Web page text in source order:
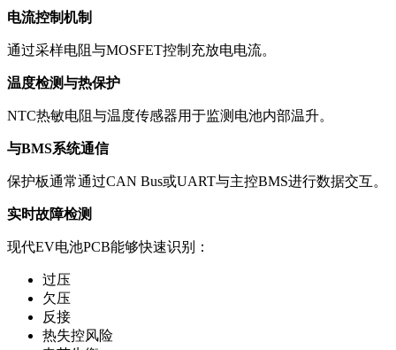
电流控制机制
通过采样电阻与MOSFET控制充放电电流。
温度检测与热保护
NTC热敏电阻与温度传感器用于监测电池内部温升。
与BMS系统通信
保护板通常通过CAN Bus或UART与主控BMS进行数据交互。
实时故障检测
现代EV电池PCB能够快速识别：
过压
欠压
反接
热失控风险